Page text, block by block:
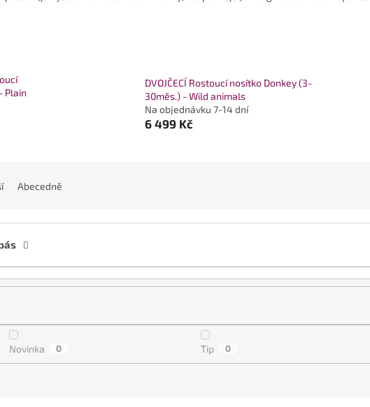
Plain
DVOJČECÍ Rostoucí nosítko Donkey (3-
30měs.) - Wild animals
Na objednávku 7-14 dní
6 499 Kč
Abecedně
Novinka 0 Tip 0